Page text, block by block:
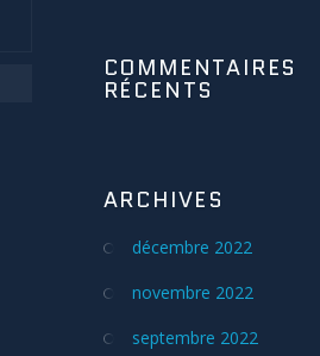
COMMENTAIRES
RÉCENTS
ARCHIVES
décembre 2022
novembre 2022
septembre 2022